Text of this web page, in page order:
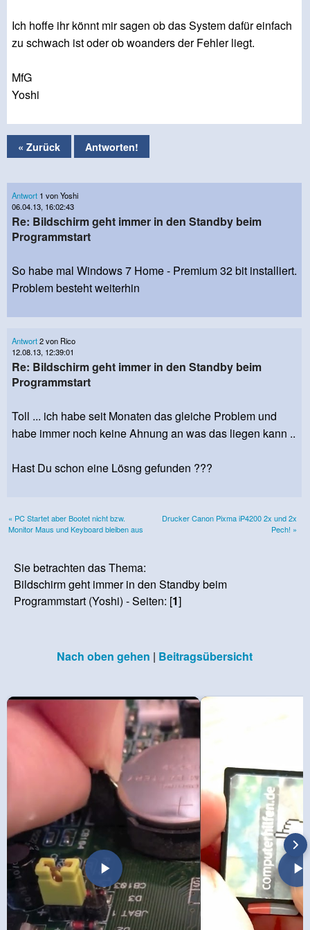
Ich hoffe ihr könnt mir sagen ob das System dafür einfach
zu schwach ist oder ob woanders der Fehler liegt.
MfG
Yoshi
« Zurück Antworten!
Antwort 1 von Yoshi
06.04.13, 16:02:43
Re: Bildschirm geht immer in den Standby beim
Programmstart
So habe mal Windows 7 Home - Premium 32 bit installiert.
Problem besteht weiterhin
Antwort2 von Rico
12.08.13, 12:39:01
Re: Bildschirm geht immer in den Standby beim
Programmstart
Toll ... ich habe seit Monaten das gleiche Problem und
habe immer noch keine Ahnung an was das liegen kann ..
Hast Du schon eine Lösng gefunden ???
« PC Startet aber Bootet nicht bzw.
Monitor Maus und Keyboard bleiben aus
Drucker Canon Pixma iP4200 2x und 2x
Pech! »
Sie betrachten das Thema:
Bildschirm geht immer in den Standby beim
Programmstart (Yoshi) - Seiten: [1]
Nach oben gehen | Beitragsübersicht